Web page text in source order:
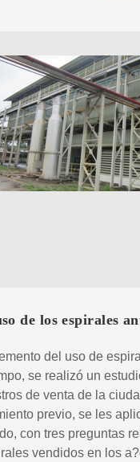
de los espirales
del uso de
se realizó un
de venta de la
previo, se les
con tres preguntas
vendidos en los